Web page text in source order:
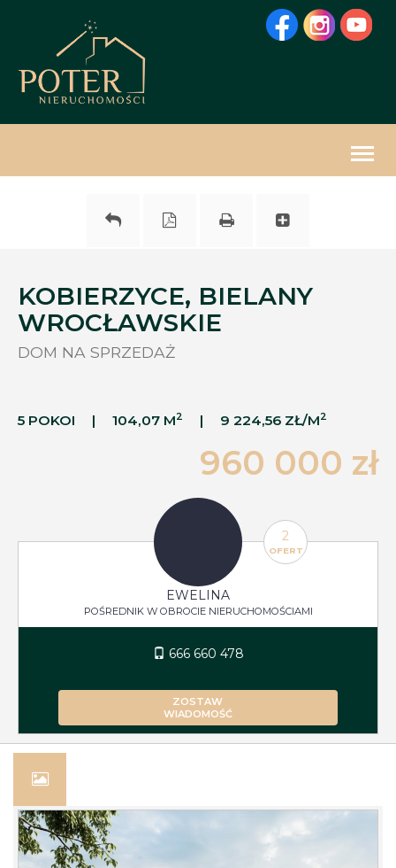
KOBIERZYCE, BIELANY
WROCŁAWSKIE
DOM NA SPRZEDAŻ
5 POKOI 104,07 M2 9 224,56 ZŁ/M2
960 000 zł
2
OFERT
EWELINA
POŚREDNIK W OBROCIE NIERUCHOMOŚCIAMI
666 660 478
ZOSTAW
WIADOMOŚĆ